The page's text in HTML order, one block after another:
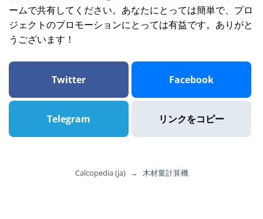
ームで共有してください。あなたにとっては簡単で、プロ
ジェクトのプロモーションにとっては有益です。ありがと
うございます！
Twitter Facebook
Telegram リンクをコピー
Calcopedia (ja) → 木材量計算機